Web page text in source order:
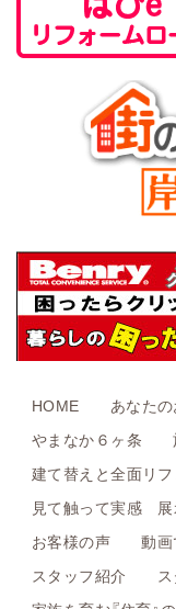
HOME
あなた
やまなか６ヶ条
建て替えと全面リ
見て触って実感 展
お客様の声
動
スタッフ紹介